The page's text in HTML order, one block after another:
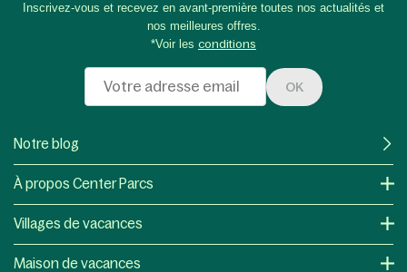
Inscrivez-vous et recevez en avant-première toutes nos actualités et
nos meilleures offres.
*Voir les conditions
OK
Notre blog
À propos Center Parcs
Villages de vacances
Maison de vacances